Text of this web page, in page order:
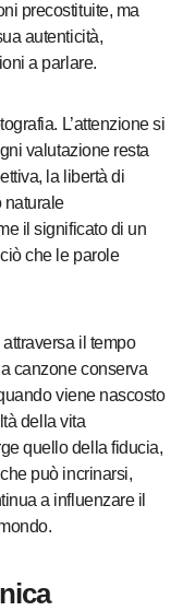
precostituite, ma
autenticità,
a parlare.
L’attenzione si
valutazione resta
la libertà di
naturale
il significato di un
che le parole
il tempo
canzone conserva
viene nascosto
della vita
quello della fiducia,
può incrinarsi,
a influenzare il